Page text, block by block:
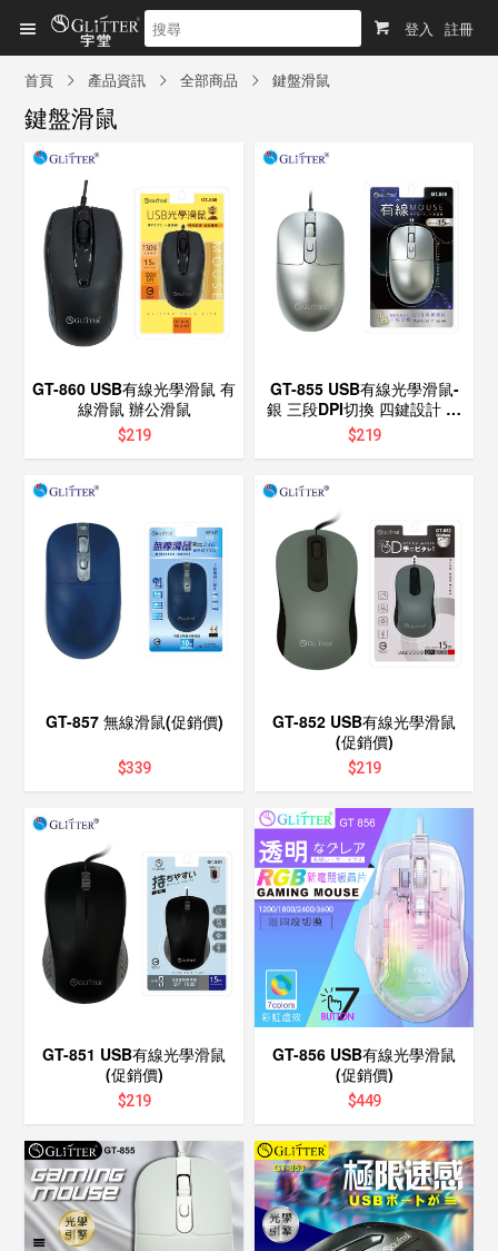
登入 註冊
首頁 產品資訊 全部商品 鍵盤滑鼠
鍵盤滑鼠
GT-860 USB有線光學滑鼠 有
線滑鼠 辦公滑鼠
$219
GT-855 USB有線光學滑鼠-
銀 三段DPI切換 四鍵設計 高
解析度 辦公電競皆宜
$219
GT-857 無線滑鼠(促銷價)
$339
GT-852 USB有線光學滑鼠
(促銷價)
$219
GT-851 USB有線光學滑鼠
(促銷價)
$219
GT-856 USB有線光學滑鼠
(促銷價)
$449